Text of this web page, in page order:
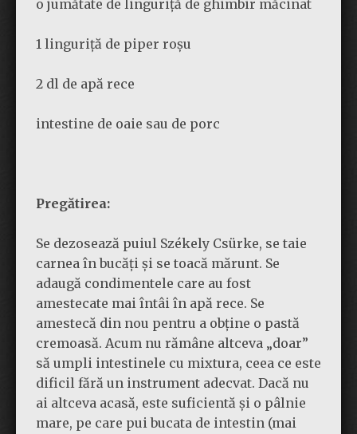
o jumătate de linguriță de ghimbir măcinat
1 linguriță de piper roșu
2 dl de apă rece
intestine de oaie sau de porc
Pregătirea:
Se dezosează puiul Székely Csürke, se taie
carnea în bucăți și se toacă mărunt. Se
adaugă condimentele care au fost
amestecate mai întâi în apă rece. Se
amestecă din nou pentru a obține o pastă
cremoasă. Acum nu rămâne altceva „doar”
să umpli intestinele cu mixtura, ceea ce este
dificil fără un instrument adecvat. Dacă nu
ai altceva acasă, este suficientă și o pâlnie
mare, pe care pui bucata de intestin (mai